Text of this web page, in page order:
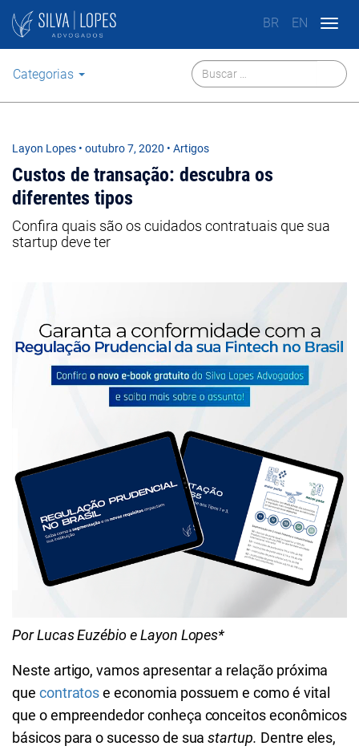
BR EN
Categorias
Layon Lopes • outubro 7, 2020 • Artigos
Custos de transação: descubra os
diferentes tipos
Confira quais são os cuidados contratuais que sua
startup deve ter
Por Lucas Euzébio e Layon Lopes*
Neste artigo, vamos apresentar a relação próxima
que contratose economia possuem e como é vital
que o empreendedor conheça conceitos econômicos
básicos para o sucesso de suastartup. Dentre eles,